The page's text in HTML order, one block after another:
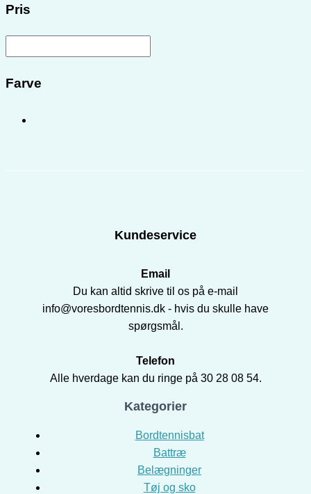
Pris
Farve
Kundeservice
Email
Du kan altid skrive til os på e-mail
info@voresbordtennis.dk - hvis du skulle have
spørgsmål.
Telefon
Alle hverdage kan du ringe på 30 28 08 54.
Kategorier
Bordtennisbat
Battræ
Belægninger
Tøj og sko